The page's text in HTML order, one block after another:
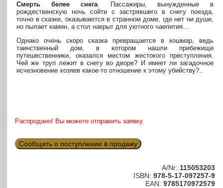
Смерть белее снега. Пассажиры, вынужденные в
рождественскую ночь сойти с застрявшего в снегу поезда,
точно в сказке, оказываются в странном доме, где нет ни души,
но пылает камин, а стол накрыт для уютного чаепития...
Однако очень скоро сказка превращается в кошмар, ведь
таинственный дом, в котором нашли прибежище
путешественники, оказался местом жестокого преступления.
Чей же труп лежит в снегу во дворе? И имеет ли загадочное
исчезновение хозяев какое-то отношение к этому убийству?..
Распродано! Вы можете отправить заявку.
Сообщить о поступлении в продажу
A/Nr: 115053203
ISBN: 978-5-17-097257-9
EAN: 9785170972579